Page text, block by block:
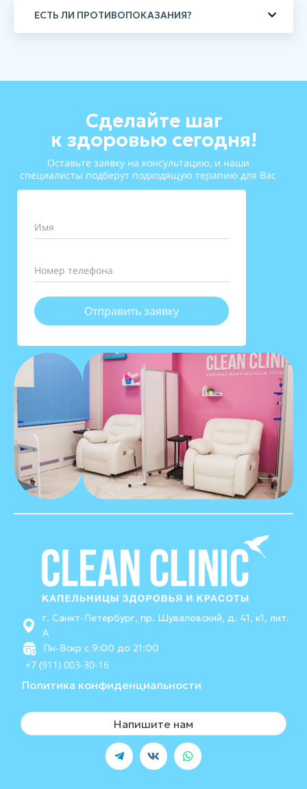
ЕСТЬ ЛИ ПРОТИВОПОКАЗАНИЯ?
Сделайте шаг
к здоровью сегодня!
Оставьте заявку на консультацию, и наши
специалисты подберут подходящую терапию для Вас
Имя
Номер телефона
Отправить заявку
г. Санкт-Петербург, пр. Шуваловский, д. 41, к1, лит.
А
Пн-Вскр с 9:00 до 21:00
+7 (911) 003-30-16
Политика конфиденциальности
Напишите нам